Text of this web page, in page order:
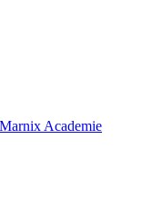
Marnix Academie